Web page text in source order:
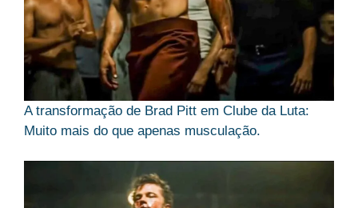
A transformação de Brad Pitt em Clube da Luta:
Muito mais do que apenas musculação.